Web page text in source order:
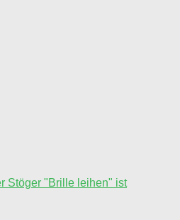
Stöger "Brille leihen" ist